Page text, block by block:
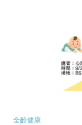
全齡健康